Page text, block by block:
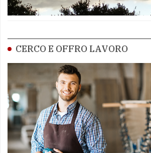
CERCO E OFFRO LAVORO